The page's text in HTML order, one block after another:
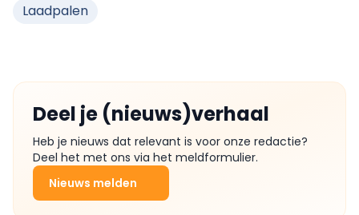
Laadpalen
Deel je (nieuws)verhaal
Heb je nieuws dat relevant is voor onze redactie?
Deel het met ons via het meldformulier.
Nieuws melden